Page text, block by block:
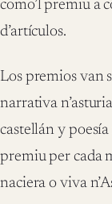
como’l premiu a
d’artículos.
Los premios van
narrativa
castellán y
premiu per cada
naciera o viva